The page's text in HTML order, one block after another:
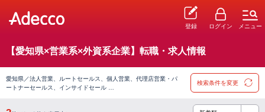
登録 ログイン メニュー
【愛知県×営業系×外資系企業】転職・求人情報
愛知県／法人営業、ルートセールス、個人営業、代理店営業・パ
ートナーセールス、インサイドセール …
検索条件を変更